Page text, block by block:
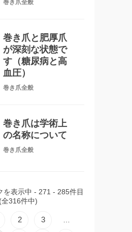
巻き爪全般
巻き爪と肥厚爪
が深刻な状態で
す（糖尿病と高
血圧）
巻き爪全般
巻き爪は学術上
の名称について
巻き爪全般
を表示中 - 271 - 285件目
(全316件中)
2 3